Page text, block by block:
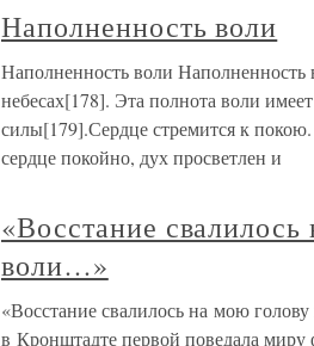
Наполненность воли
Наполненность воли Наполненность
небесах[178]. Эта полнота воли
силы[179].Сердце стремится к
сердце покойно, дух просветлен и
«Восстание
воли…»
«Восстание свалилось на мою
в Кронштадте первой поведала